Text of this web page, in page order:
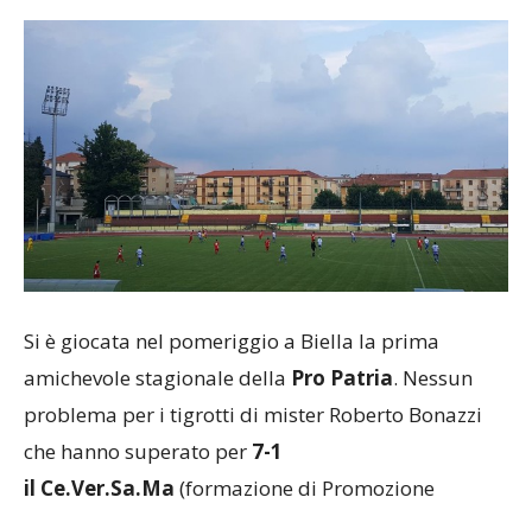
Si è giocata nel pomeriggio a Biella la prima
amichevole stagionale della Pro Patria. Nessun
problema per i tigrotti di mister Roberto Bonazzi
che hanno superato per 7-1
il Ce.Ver.Sa.Ma (formazione di Promozione